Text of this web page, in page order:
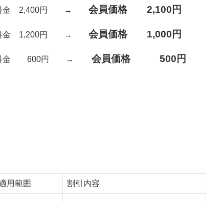
常料金 2,400円 → 会員価格 2,100円
金 1,200円 → 会員価格 1,000円
600円 → 会員価格 500円
用範囲 割引内容